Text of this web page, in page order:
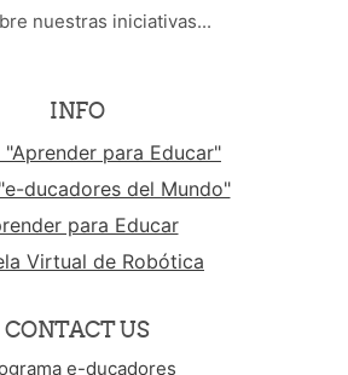
nuestras iniciativas...
INFO
"Aprender para Educar"
ducadores del Mundo"
para Educar
Virtual de Robótica
CONTACT US
e-ducadores